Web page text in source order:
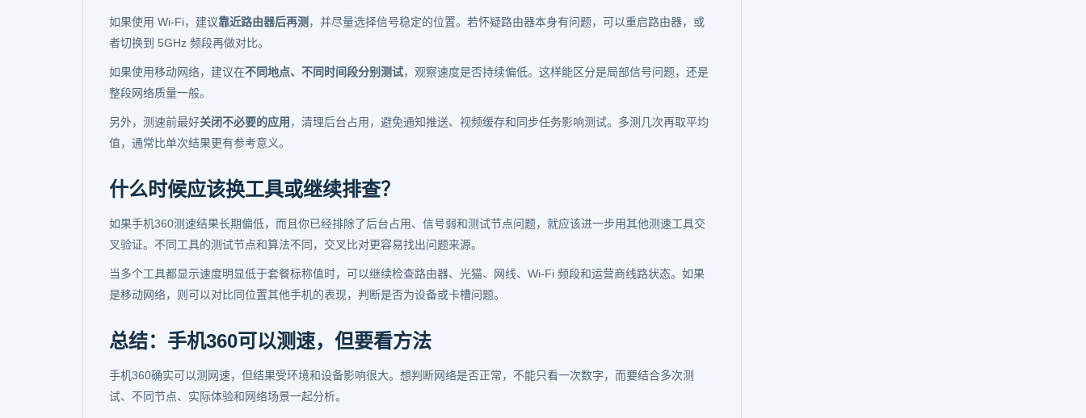
如果使用 Wi-Fi，建议靠近路由器后再测 ，并尽量选择信号稳定的位置。若怀疑路由器本身有问题，可以重启路由器，或
者切换到 5GHz 频段再做对比。
如果使用移动网络，建议在不同地点、不同时间段分别测试，观察速度是否持续偏低。这样能区分是局部信号问题，还是
整段网络质量一般。
另外，测速前最好关闭不必要的应用 ，清理后台占用，避免通知推送、视频缓存和同步任务影响测试。多测几次再取平均
值，通常比单次结果更有参考意义。
什么时候应该换工具或继续排查？
如果手机360测速结果长期偏低，而且你已经排除了后台占用、信号弱和测试节点问题，就应该进一步用其他测速工具交
叉验证。不同工具的测试节点和算法不同，交叉比对更容易找出问题来源。
当多个工具都显示速度明显低于套餐标称值时，可以继续检查路由器、光猫、网线、Wi-Fi 频段和运营商线路状态。如果
是移动网络，则可以对比同位置其他手机的表现，判断是否为设备或卡槽问题。
总结：手机360可以测速，但要看方法
手机360确实可以测网速，但结果受环境和设备影响很大。想判断网络是否正常，不能只看一次数字，而要结合多次测
试、不同节点、实际体验和网络场景一起分析。